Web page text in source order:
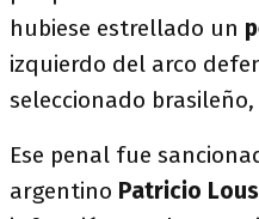
hubiese estrellado un
izquierdo del arco
seleccionado brasileño,
Ese penal fue
argentino Patricio